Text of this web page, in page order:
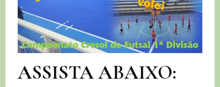
divisão
e
vôlei
feminino
ASSISTA ABAIXO: